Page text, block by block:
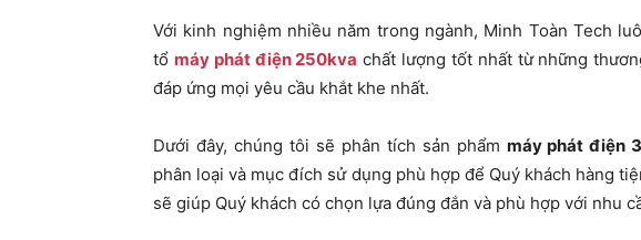
Với kinh nghiệm nhiều năm trong ngành, Minh Toàn Tech
tổ máy phát điện 250kva chất lượng tốt nhất từ những
đáp ứng mọi yêu cầu khắt khe nhất.
Dưới đây, chúng tôi sẽ phân tích sản phẩm máy phát điện
phân loại và mục đích sử dụng phù hợp để Quý khách hàng
sẽ giúp Quý khách có chọn lựa đúng đắn và phù hợp với nhu